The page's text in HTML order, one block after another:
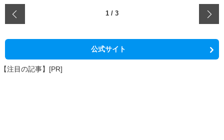
1 / 3
公式サイト
【注目の記事】[PR]